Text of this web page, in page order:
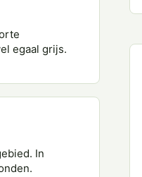
egaal grijs.
In